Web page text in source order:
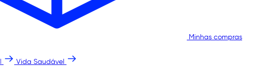
Minhas compras
Vida Saudável